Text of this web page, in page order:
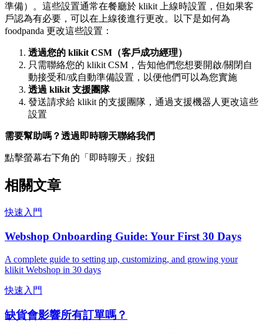
準備）。這些設置通常在餐廳於 klikit 上線時設置，但如果客
戶認為有必要，可以在上線後進行更改。以下是如何為
foodpanda 更改這些設置：
透過您的 klikit CSM（客戶成功經理）
只需聯絡您的 klikit CSM，告知他們您想要開啟/關閉自
動接受和/或自動準備設置，以便他們可以為您實施
透過 klikit 支援團隊
發送請求給 klikit 的支援團隊，通過支援機器人更改這些
設置
需要幫助嗎？透過即時聊天聯絡我們
點擊螢幕右下角的「即時聊天」按鈕
相關文章
快速入門
Webshop Onboarding Guide: Your First 30 Days
A complete guide to setting up, customizing, and growing your
klikit Webshop in 30 days
快速入門
缺貨會影響所有訂單嗎？